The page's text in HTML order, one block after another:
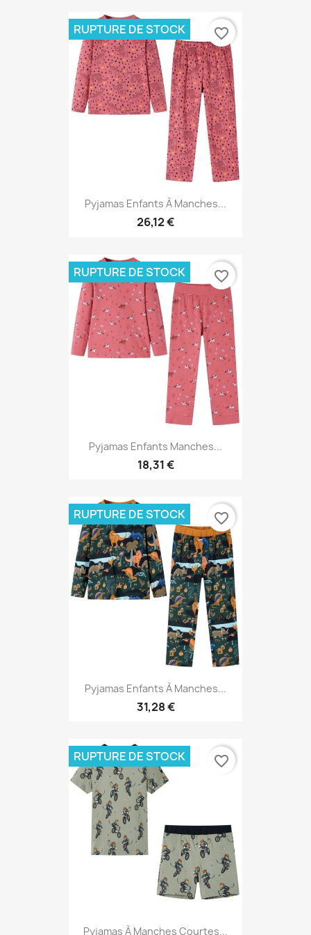
Pyjamas Enfants À Manches...
26,12 €
RUPTURE DE STOCK favorite_border
Pyjamas Enfants Manches...
18,31 €
RUPTURE DE STOCK favorite_border
Pyjamas Enfants À Manches...
31,28 €
RUPTURE DE STOCK favorite_border
Pyjamas À Manches Courtes...
RUPTURE DE STOCK favorite_border